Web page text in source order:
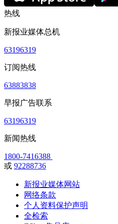
热线
新报业媒体总机
63196319
订阅热线
63883838
早报广告联系
63196319
新闻热线
1800-7416388
或 92288736
新报业媒体网站
网络条款
个人资料保护声明
全检索